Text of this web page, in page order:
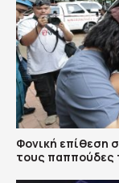
Φονική επίθεση
τους παππούδες